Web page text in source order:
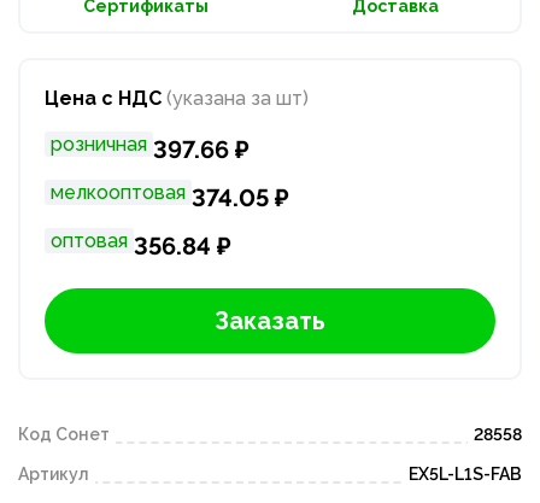
Сертификаты Доставка
Цена с НДС (указана за шт)
розничная 397.66 ₽
мелкооптовая 374.05 ₽
оптовая 356.84 ₽
Заказать
Код Сонет 28558
Артикул EX5L-L1S-FAB